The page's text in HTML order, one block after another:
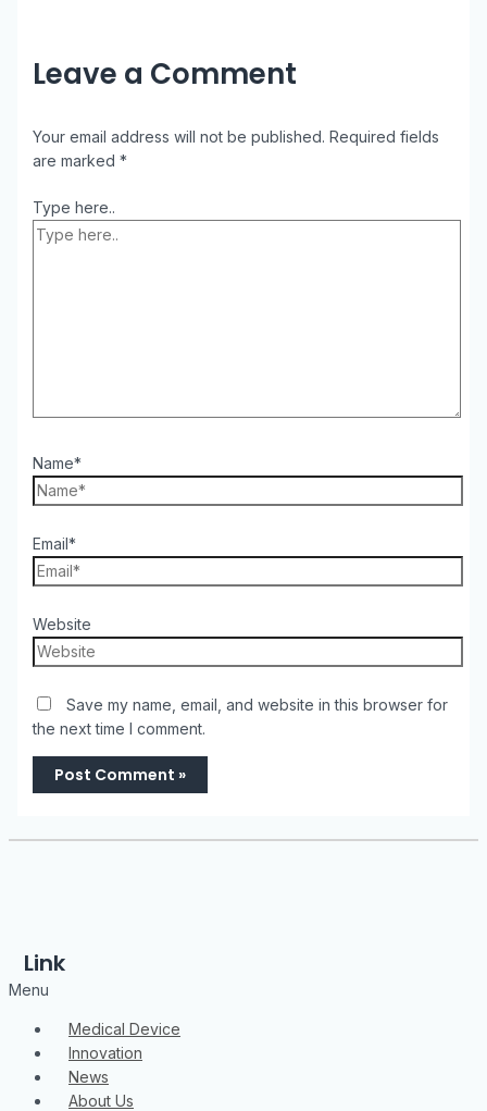
Leave a Comment
Your email address will not be published. Required fields
are marked *
Type here..
Name*
Email*
Website
Save my name, email, and website in this browser for
the next time I comment.
Link
Menu
Medical Device
Innovation
News
About Us